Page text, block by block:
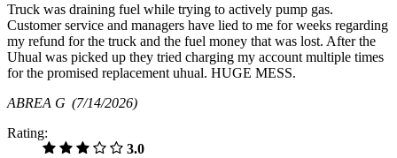
Truck was draining fuel while trying to actively pump gas.
Customer service and managers have lied to me for weeks regarding
my refund for the truck and the fuel money that was lost. After the
Uhual was picked up they tried charging my account multiple times
for the promised replacement uhual. HUGE MESS.
ABREA G (7/14/2026)
Rating:
3.0